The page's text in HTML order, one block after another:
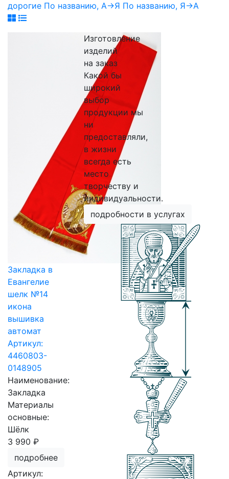
дорогие По названию, А->Я По названию, Я->А
Закладка в
Евангелие
шелк №14
икона
вышивка
автомат
Артикул:
4460803-
0148905
Наименование:
Закладка
Материалы
основные:
Шёлк
3 990 ₽
подробнее
Артикул:
Изготовление
изделий
на заказ
Какой бы
широкий
выбор
продукции мы
ни
предоставляли,
в жизни
всегда есть
место
творчеству и
индивидуальности.
подробности в услугах